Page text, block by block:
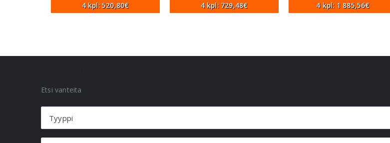
4 kpl: 520,80€ 4 kpl: 729,48€ 4 kpl: 1 885,56€
Etsi vanteita
Tyyppi